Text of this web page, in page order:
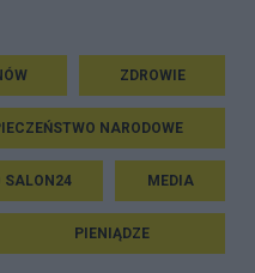
ZDROWIE
NARODOWE
SALON24 MEDIA
PIENIĄDZE